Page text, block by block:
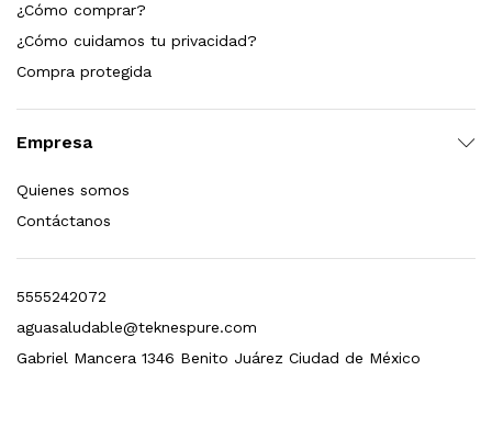
¿Cómo comprar?
¿Cómo cuidamos tu privacidad?
Compra protegida
Empresa
Quienes somos
Contáctanos
5555242072
aguasaludable@teknespure.com
Gabriel Mancera 1346 Benito Juárez Ciudad de México
Leer más
filtración y UV Welltek WT-WFS-30B